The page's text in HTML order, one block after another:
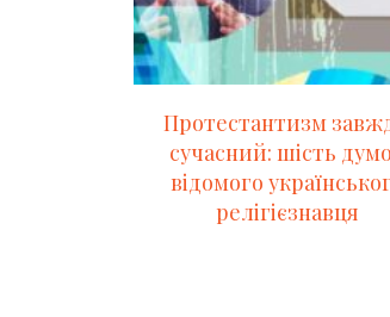
Протестантизм
сучасний: шість
відомого
релігієзнавця